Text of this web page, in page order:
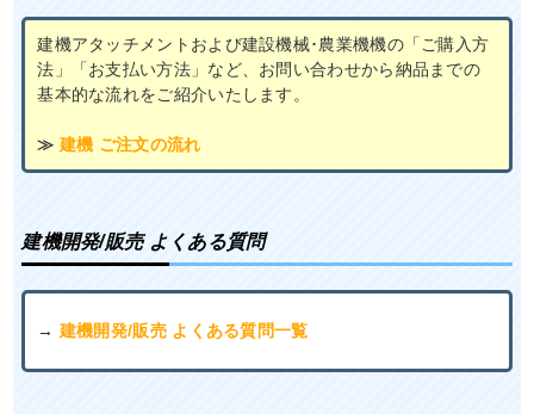
建機アタッチメントおよび建設機械･農業機機の「ご購入方
法」「お支払い方法」など、お問い合わせから納品までの
基本的な流れをご紹介いたします。
≫ 建機 ご注文の流れ
建機開発/販売 よくある質問
→ 建機開発/販売 よくある質問一覧